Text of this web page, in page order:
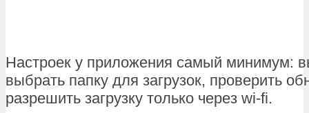
Настроек у приложения самый минимум:
выбрать папку для загрузок, проверить
разрешить загрузку только через wi-fi.